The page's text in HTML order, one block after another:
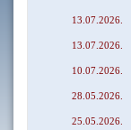
13.07.2026.
13.07.2026.
10.07.2026.
28.05.2026.
25.05.2026.